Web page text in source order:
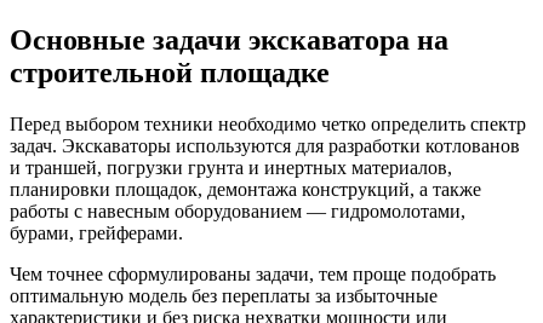
Основные задачи экскаватора на
строительной площадке
Перед выбором техники необходимо четко определить спектр
задач. Экскаваторы используются для разработки котлованов
и траншей, погрузки грунта и инертных материалов,
планировки площадок, демонтажа конструкций, а также
работы с навесным оборудованием — гидромолотами,
бурами, грейферами.
Чем точнее сформулированы задачи, тем проще подобрать
оптимальную модель без переплаты за избыточные
характеристики и без риска нехватки мощности или